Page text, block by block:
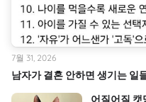
남자가 결혼 안하면 생기는 일
7월 31, 2026
어질어질 캣